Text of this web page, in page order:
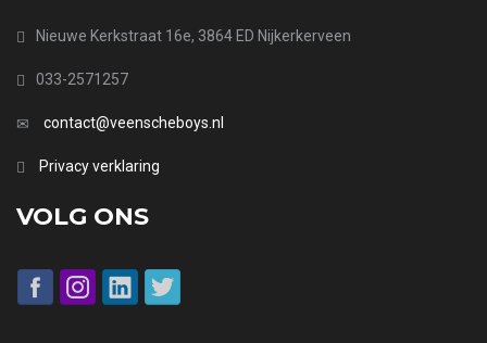
Nieuwe Kerkstraat 16e, 3864 ED Nijkerkerveen
033-2571257
contact@veenscheboys.nl
Privacy verklaring
VOLG ONS